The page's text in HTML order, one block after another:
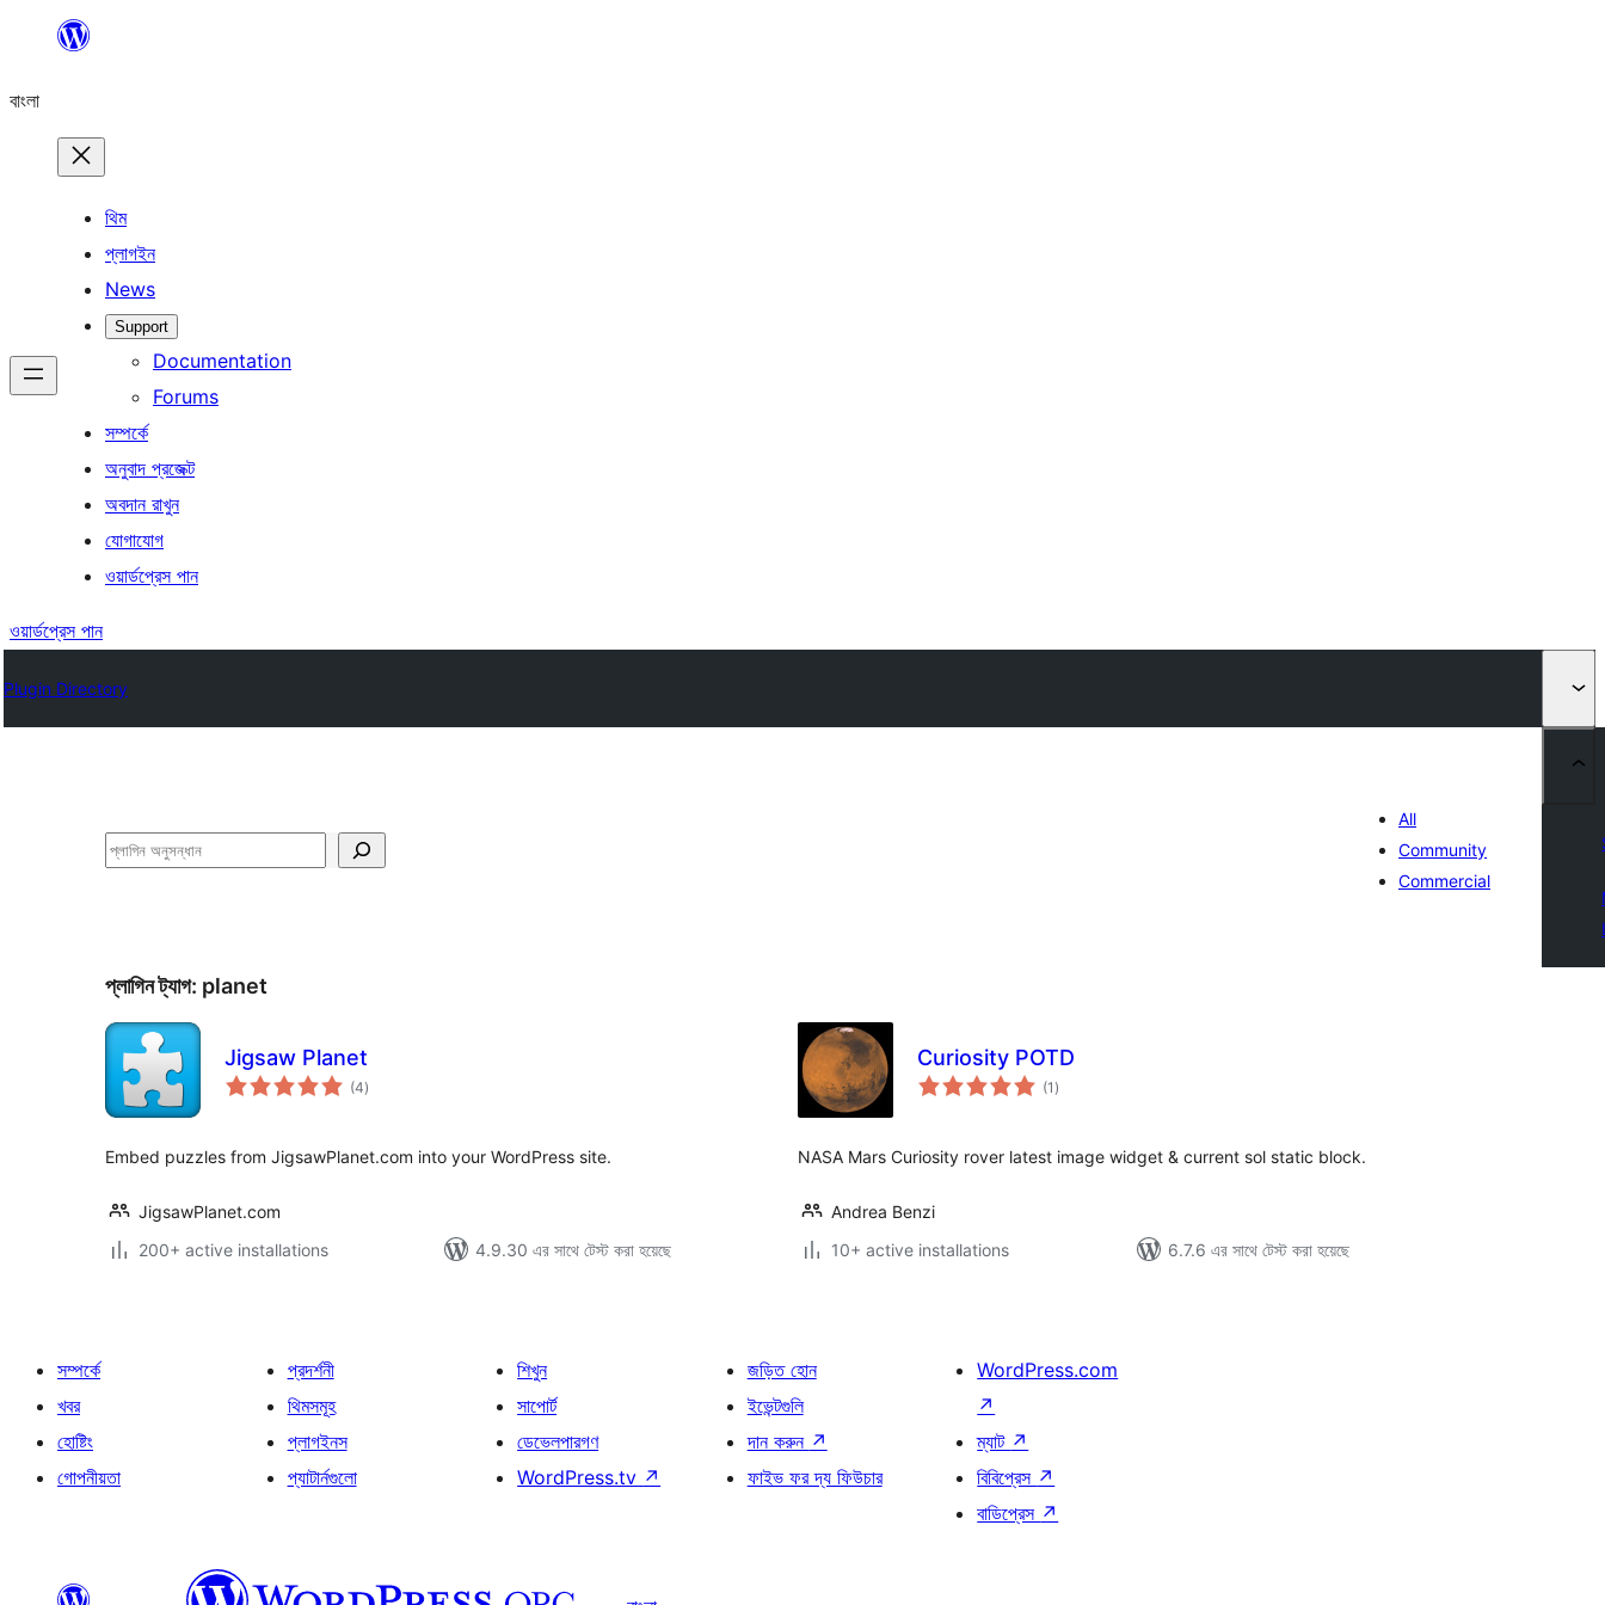
যান
বাংলা
থিম
প্লাগইন
News
Support
Documentation
Forums
সম্পর্কে
অনুবাদ প্রজেক্ট
অবদান রাখুন
যোগাযোগ
ওয়ার্ডপ্রেস পান
ওয়ার্ডপ্রেস পান
Plugin Directory
অনুসন্ধান
All
Community
Commercial
প্লাগিন ট্যাগ: planet
Jigsaw Planet
(4total
ratings
)
Embed puzzles from JigsawPlanet.com into your WordPress site.
JigsawPlanet.com
200+ active installations
4.9.30 এর সাথে টেস্ট করা হয়েছে
Curiosity POTD
(1 total
ratings
)
NASA Mars Curiosity rover latest image widget & current sol static block.
Andrea Benzi
10+ active installations
6.7.6 এর সাথে টেস্ট করা হয়েছে
সম্পর্কে
খবর
হোষ্টিং
গোপনীয়তা
প্রদর্শনী
থিমসমূহ
প্লাগইনস
প্যাটার্নগুলো
শিখুন
সাপোর্ট
ডেভেলপারগণ
WordPress.tv ↗
জড়িত হোন
ইভেন্টগুলি
দান করুন ↗
ফাইভ ফর দ্য ফিউচার
WordPress.com
↗
ম্যাট ↗
বিবিপ্রেস ↗
বাডিপ্রেস ↗